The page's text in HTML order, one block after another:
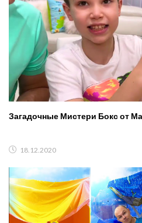
Загадочные Мистери Бокс от
18.12.2020